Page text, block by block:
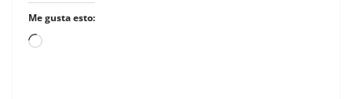
Me gusta esto:
Loading…